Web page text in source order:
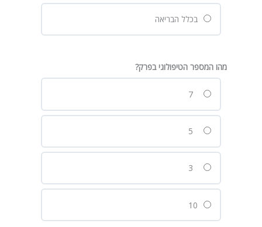
בכלל הבריאה
מהו המספר הטיפולוגי בפרק?
7